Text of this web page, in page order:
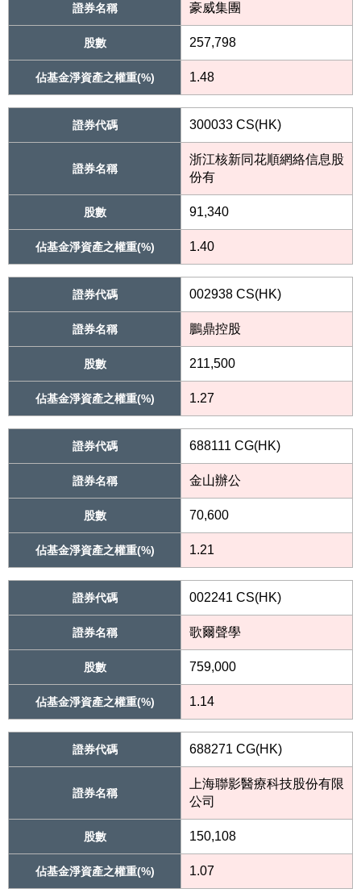
證券名稱 豪威集團
股數 257,798
佔基金淨資產之權重(%) 1.48
證券代碼 300033 CS(HK)
證券名稱
浙江核新同花順網絡信息股
份有
股數 91,340
佔基金淨資產之權重(%) 1.40
證券代碼 002938 CS(HK)
證券名稱 鵬鼎控股
股數 211,500
佔基金淨資產之權重(%) 1.27
證券代碼 688111 CG(HK)
證券名稱 金山辦公
股數 70,600
佔基金淨資產之權重(%) 1.21
證券代碼 002241 CS(HK)
證券名稱 歌爾聲學
股數 759,000
佔基金淨資產之權重(%) 1.14
證券代碼 688271 CG(HK)
證券名稱
上海聯影醫療科技股份有限
公司
股數 150,108
佔基金淨資產之權重(%) 1.07